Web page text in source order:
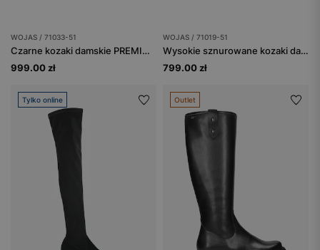
WOJAS / 71033-51
Czarne kozaki damskie PREMIUM z tłoczeniem w skórę krokodyla
999.00 zł
WOJAS / 71019-51
Wysokie sznurowane kozaki damskie na grubej podeszwie
799.00 zł
Tylko online Outlet